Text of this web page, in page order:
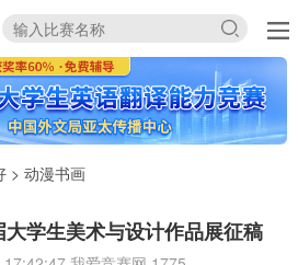
> 动漫书画
学生美术与设计作品展征稿